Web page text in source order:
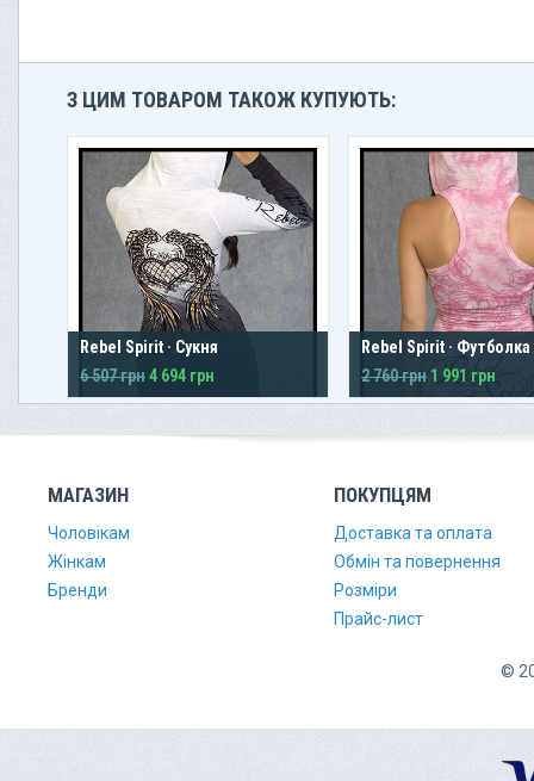
З ЦИМ ТОВАРОМ ТАКОЖ КУПУЮТЬ:
Rebel Spirit · Сукня
6 507 грн4 694 грн
Rebel Spirit ·
2 760 грн 1 991 грн
МАГАЗИН
Чоловікам
Жінкам
Бренди
ПОКУПЦЯМ
Доставка та оплата
Обмін та повернення
Розміри
Прайс-лист
©